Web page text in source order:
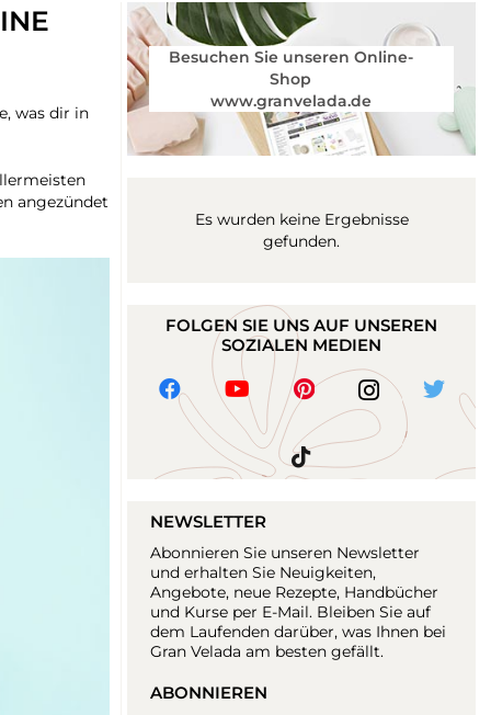
was dir in
angezündet
Besuchen Sie unseren Online-
Shop
www.granvelada.de
Es wurden keine Ergebnisse
gefunden.
FOLGEN SIE UNS AUF UNSEREN
SOZIALEN MEDIEN
NEWSLETTER
Abonnieren Sie unseren Newsletter
und erhalten Sie Neuigkeiten,
Angebote, neue Rezepte, Handbücher
und Kurse per E-Mail. Bleiben Sie auf
dem Laufenden darüber, was Ihnen bei
Gran Velada am besten gefällt.
ABONNIEREN